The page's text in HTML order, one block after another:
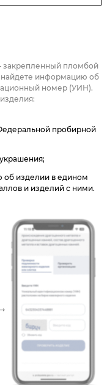
закрепленный пломбой
найдете информацию об
номер (УИН).
пробирной
изделии в едином
и изделий с ними.